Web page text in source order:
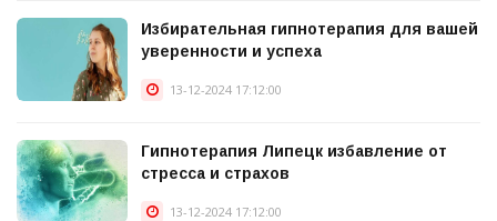
Избирательная гипнотерапия для вашей
уверенности и успеха
13-12-2024 17:12:00
Гипнотерапия Липецк избавление от
стресса и страхов
13-12-2024 17:12:00